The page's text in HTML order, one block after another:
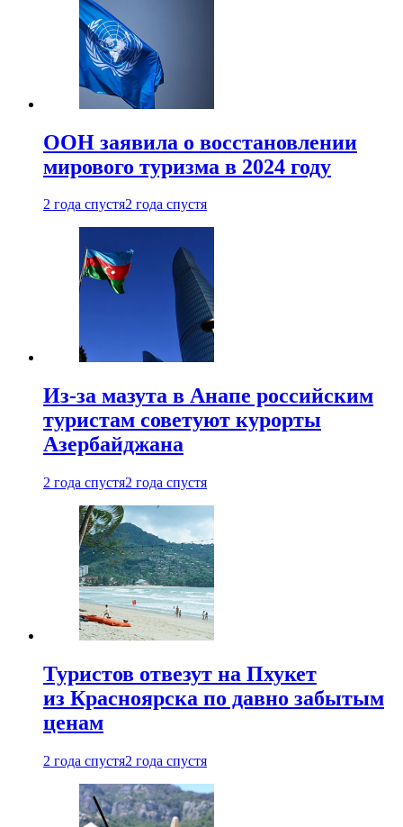
ООН заявила о восстановлении
мирового туризма в 2024 году
2 года спустя2 года спустя
Из-за мазута в Анапе российским
туристам советуют курорты
Азербайджана
2 года спустя2 года спустя
Туристов отвезут на Пхукет
из Красноярска по давно забытым
ценам
2 года спустя2 года спустя